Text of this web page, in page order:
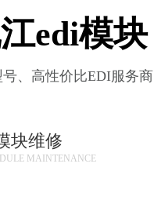
edi模块
号、高性价比EDI服务商
块维修
MAINTENANCE